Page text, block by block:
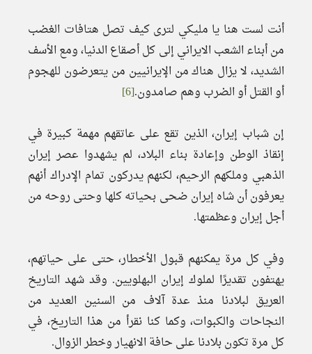
أنت لست هنا يا مليكي لترى كيف تصل هتافات الغضب
من أبناء الشعب الايراني إلى كل أصقاع الدنيا، ومع الأسف
الشديد، لا يزال هناك من الإيرانيين من يتعرضون للهجوم
أو القتل أو الضرب وهم صامدون.[6]
إن شباب إيران، الذين تقع على عاتقهم مهمة كبيرة في
إنقاذ الوطن وإعادة بناء البلاد، لم يشهدوا عصر إيران
الذهبي وملكهم الرحيم، لكنهم يدركون تمام الإدراك أنهم
يعرفون أن شاه إيران ضحى بحياته كلها وحتى روحه من
أجل إيران وعظمتها.
وفي كل مرة يمكنهم قبول الأخطار، حتى على حياتهم،
يهتفون تقديرًا لملوك إيران البهلويين. وقد شهد التاريخ
العريق لبلادنا منذ عدة آلاف من السنين العديد من
النجاحات والكبوات، وكما كنا نقرأ من هذا التاريخ، في
كل مرة تكون بلادنا على حافة الانهيار وخطر الزوال.